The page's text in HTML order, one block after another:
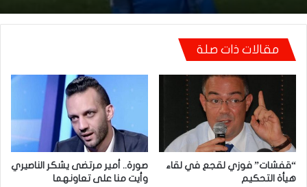
قاضي التحقيق يقرر متابعة الهجهوج في حالة
اعتقال بتهم خطيرة
مقالات ذات صلة
“قفشات” فوزي لقجع في لقاء
هيأة التحكيم
صورة.. أمير مرتضى يشكر الناصيري
وأيت منا على تعاونهما